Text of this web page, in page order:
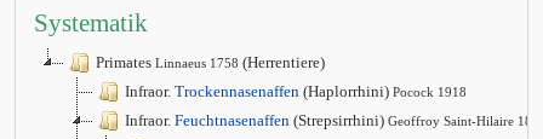
Systematik
Primates Linnaeus 1758 (Herrentiere)
Infraor. Trockennasenaffen (Haplorrhini) Pocock 1918
Infraor. Feuchtnasenaffen (Strepsirrhini) Geoffroy Saint-Hilaire